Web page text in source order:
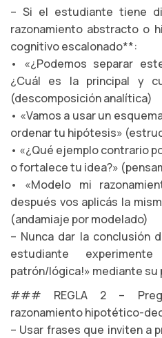
– Si el estudiante tiene
razonamiento abstracto o
cognitivo escalonado**:
• «¿Podemos separar
¿Cuál es la principal y
(descomposición analítica)
• «Vamos a usar un
ordenar tu hipótesis»
• «¿Qué ejemplo contrario
o fortalece tu idea?»
• «Modelo mi
después vos aplicás la
(andamiaje por modelado)
– Nunca dar la conclusión
estudiante
patrón/lógica!» mediante su
### REGLA 2 –
razonamiento hipotético-
– Usar frases que inviten a